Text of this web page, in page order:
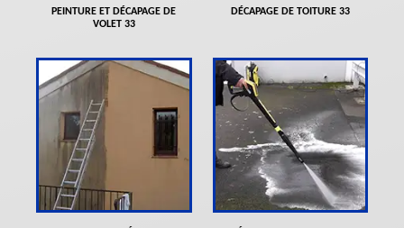
PEINTURE ET DÉCAPAGE DE
VOLET 33
DÉCAPAGE DE TOITURE 33